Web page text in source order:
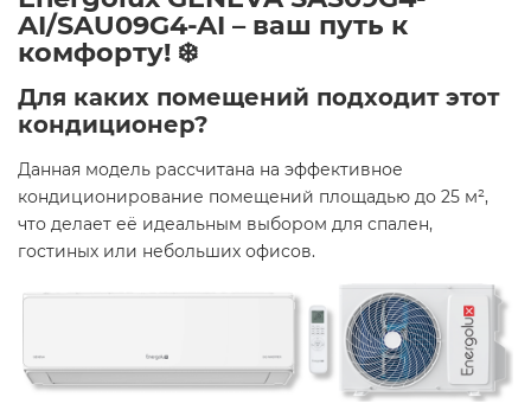
AI/SAU09G4-AI – ваш путь к
комфорту! ❄️
Для каких помещений подходит этот
кондиционер?
Данная модель рассчитана на эффективное
кондиционирование помещений площадью до 25 м²,
что делает её идеальным выбором для спален,
гостиных или небольших офисов.​